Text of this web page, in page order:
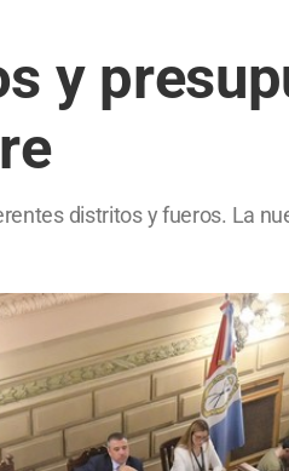
y
distritos y fueros. La